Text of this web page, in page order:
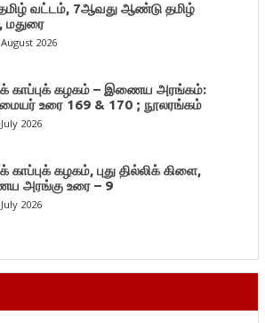
தமிழ் வட்டம், 7ஆவது ஆண்டு தமிழ்
மதுரை
2026
காப்புக் கழகம் – இணைய அரங்கம்:
உரை 169 & 170 ; நூலரங்கம்
2026
காப்புக் கழகம், புது தில்லிக் கிளை,
அரங்கு உரை – 9
2026